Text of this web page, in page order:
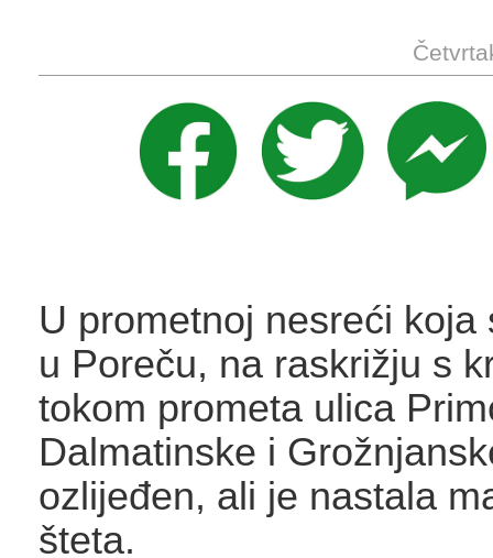
U prometnoj nesreći koja
u Poreču, na raskrižju s
tokom prometa ulica
Dalmatinske i
ozlijeđen, ali je nastala
šteta.